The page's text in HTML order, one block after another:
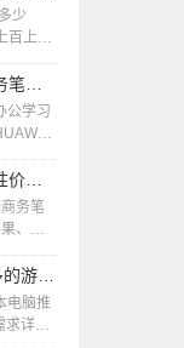
少
百上
.。2、
公学习
很多特
务笔
、联
笔记本
毫无
电脑推
求详细